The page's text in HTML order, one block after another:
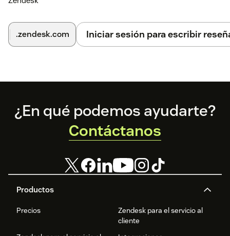
.zendesk.com Iniciar sesión para escribir
Footer
Productos
Precios
Zendesk para el servicio al
cliente
¿En qué podemos ayudarte?
Contáctanos